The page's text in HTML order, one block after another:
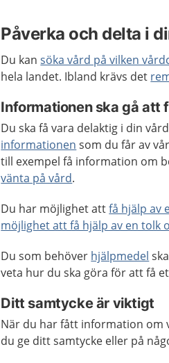
Påverka och delta i
Du kansöka vård på vilken
hela landet. Ibland krävs det
Informationen ska gå att
Du ska få vara delaktig i din
informationen som du får av
till exempel få information om
vänta på vård.
Du har möjlighet attfå hjälp av
möjlighet att få hjälp av en tolk
Du som behöver hjälpmedel
veta hur du ska göra för att få
Ditt samtycke är viktigt
När du har fått information om
du ge ditt samtycke eller på